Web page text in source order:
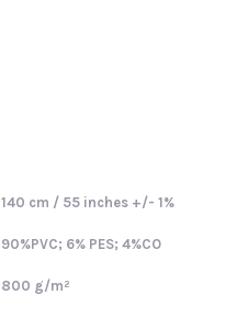
140 cm / 55 inches +/- 1%
90%PVC; 6% PES; 4%CO
800 g/m²